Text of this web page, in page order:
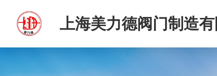
上海美力德阀门制造